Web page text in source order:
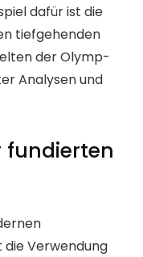
dafür ist die
tiefgehenden
der Olymp-
Analysen und
fundierten
Verwendung